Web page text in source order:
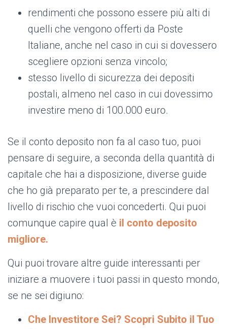
rendimenti che possono essere più alti di
quelli che vengono offerti da Poste
Italiane, anche nel caso in cui si dovessero
scegliere opzioni senza vincolo;
stesso livello di sicurezza dei depositi
postali, almeno nel caso in cui dovessimo
investire meno di 100.000 euro.
Se il conto deposito non fa al caso tuo, puoi
pensare di seguire, a seconda della quantità di
capitale che hai a disposizione, diverse guide
che ho già preparato per te, a prescindere dal
livello di rischio che vuoi concederti. Qui puoi
comunque capire qual è il conto deposito
migliore.
Qui puoi trovare altre guide interessanti per
iniziare a muovere i tuoi passi in questo mondo,
se ne sei digiuno:
Che Investitore Sei? Scopri Subito il Tuo